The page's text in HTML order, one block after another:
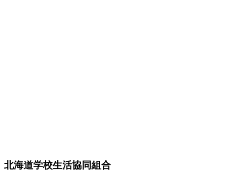
北海道学校生活協同組合